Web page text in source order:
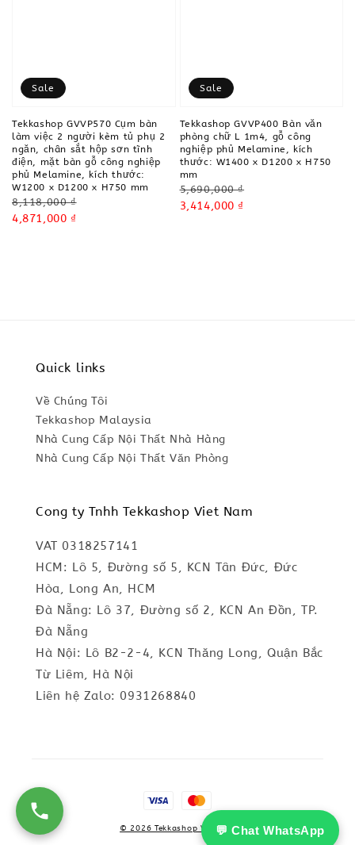
💬 Chat WhatsApp
Sale
Tekkashop GVVP570 Cụm bàn
làm việc 2 người kèm tủ phụ 2
ngăn, chân sắt hộp sơn tĩnh
điện, mặt bàn gỗ công nghiệp
phủ Melamine, kích thước:
W1200 x D1200 x H750 mm
Regular
price
8,118,000 ₫
Sale
4,871,000 ₫
Sale
Tekkashop GVVP400 Bàn văn
phòng chữ L 1m4, gỗ công
nghiệp phủ Melamine, kích
thước: W1400 x D1200 x H750
mm
Regular
price
5,690,000 ₫
Sale
3,414,000 ₫
Quick links
Về Chúng Tôi
Tekkashop Malaysia
Nhà Cung Cấp Nội Thất Nhà Hàng
Nhà Cung Cấp Nội Thất Văn Phòng
Cong ty Tnhh Tekkashop Viet Nam
VAT 0318257141
HCM: Lô 5, Đường số 5, KCN Tân Đức, Đức
Hòa, Long An, HCM
Đà Nẵng: Lô 37, Đường số 2, KCN An Đồn, TP.
Đà Nẵng
Hà Nội: Lô B2-2-4, KCN Thăng Long, Quận Bắc
Từ Liêm, Hà Nội
Liên hệ Zalo: 0931268840
© 2026 Tekkashop Vietnam